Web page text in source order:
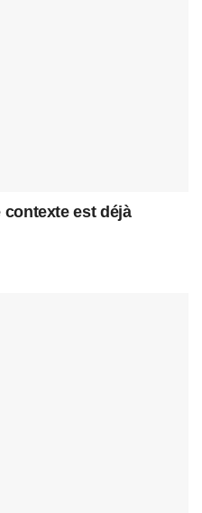
contexte est déjà